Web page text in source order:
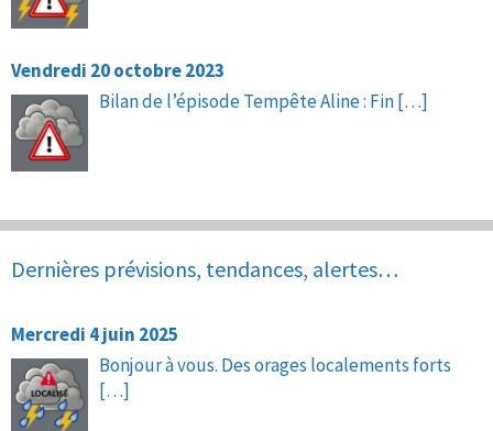
Vendredi 20 octobre 2023
Bilan de l’épisode Tempête Aline : Fin[…]
Dernières prévisions, tendances, alertes…
Mercredi 4 juin 2025
Bonjour à vous. Des orages localements forts
[…]